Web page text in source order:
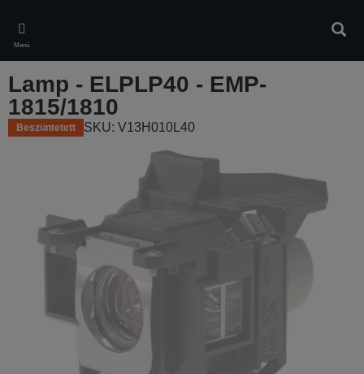
main
content
Menü
Lamp - ELPLP40 - EMP-
1815/1810
Beszüntetett SKU: V13H010L40